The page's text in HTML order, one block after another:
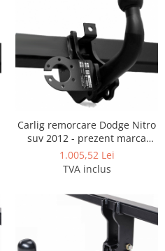
Carlig remorcare Dodge Nitro
suv 2012 - prezent marca
Autohak
1.005,52 Lei
TVA inclus